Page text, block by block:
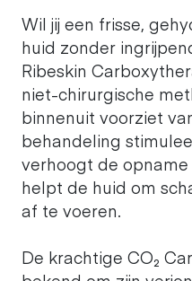
Wil jij een frisse,
huid zonder
Ribeskin
niet-chirurgische
binnenuit voorziet
behandeling
verhoogt de
helpt de huid om
af te voeren.
De krachtige CO₂